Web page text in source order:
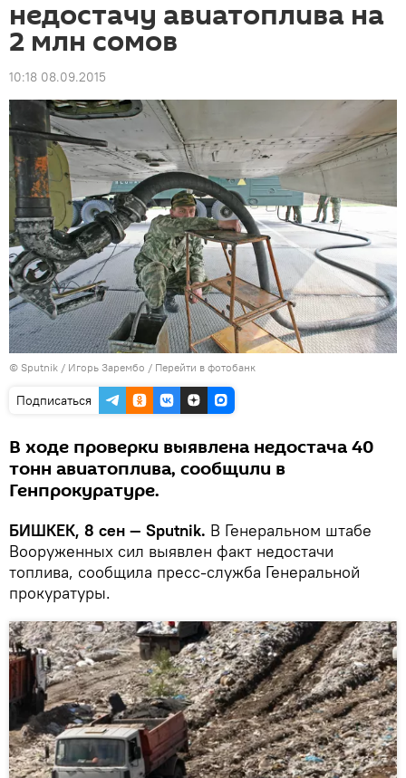
недостачу авиатоплива на
2 млн сомов
10:18 08.09.2015
© Sputnik / Игорь Зарембо / Перейти в фотобанк
Подписаться
В ходе проверки выявлена недостача 40
тонн авиатоплива, сообщили в
Генпрокуратуре.
БИШКЕК, 8 сен — Sputnik. В Генеральном штабе
Вооруженных сил выявлен факт недостачи
топлива, сообщила пресс-служба Генеральной
прокуратуры.